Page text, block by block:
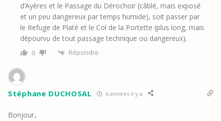
d’Ayères et le Passage du Dérochoir (câblé, mais exposé
et un peu dangereux par temps humide), soit passer par
le Refuge de Platé et le Col de la Portette (plus long, mais
dépourvu de tout passage technique ou dangereux).
0 Répondre
Stéphane DUCHOSAL 6 années il y a
Bonjour,